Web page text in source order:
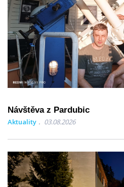
Návštěva z Pardubic
Aktuality 03.08.2026